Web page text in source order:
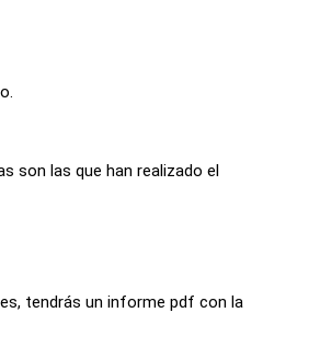
son las que han realizado el
tendrás un informe pdf con la